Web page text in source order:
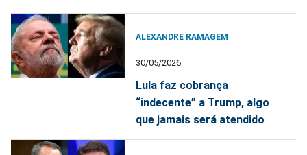
ALEXANDRE RAMAGEM
30/05/2026
Lula faz cobrança
“indecente” a Trump, algo
que jamais será atendido